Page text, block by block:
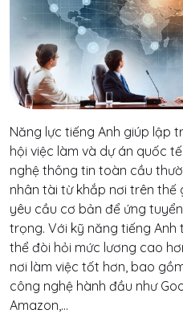
Năng lực tiếng Anh giúp lập
hội việc làm và dự án quốc
nghệ thông tin toàn cầu
nhân tài từ khắp nơi trên thế
yêu cầu cơ bản để ứng
trọng. Với kỹ năng tiếng Anh
thể đòi hỏi mức lương cao
nơi làm việc tốt hơn, bao
công nghệ hành đầu như
Amazon,...